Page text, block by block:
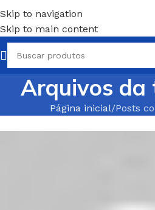
Skip to navigation
Skip to main content
Arquivos da
Página inicial Posts